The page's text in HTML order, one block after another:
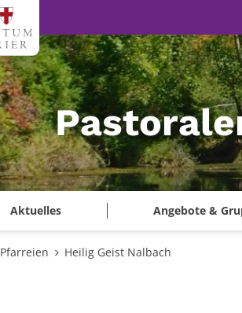
Aktuelles Angebote &
Pfarreien Heilig Geist Nalbach